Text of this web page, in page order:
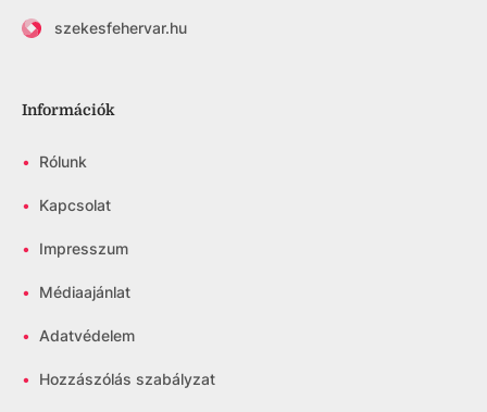
szekesfehervar.hu
Információk
• Rólunk
• Kapcsolat
• Impresszum
• Médiaajánlat
• Adatvédelem
• Hozzászólás szabályzat